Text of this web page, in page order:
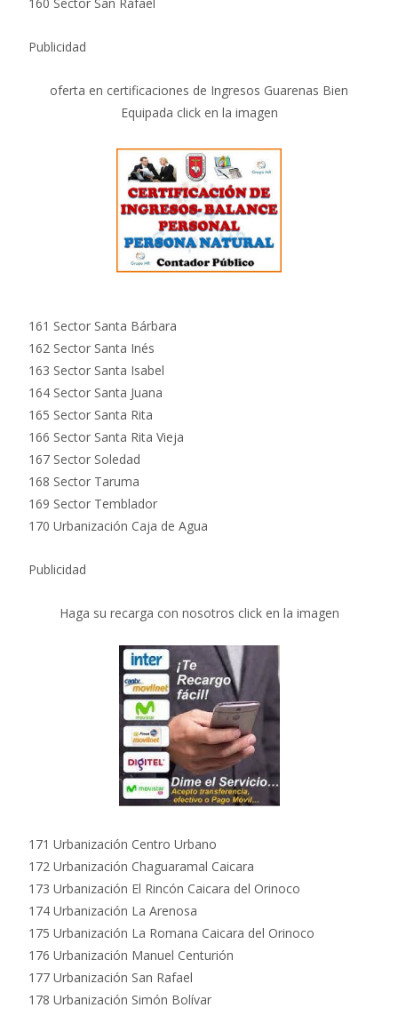
160 Sector San Rafael
Publicidad
oferta en certificaciones de Ingresos Guarenas Bien
Equipada click en la imagen
161 Sector Santa Bárbara
162 Sector Santa Inés
163 Sector Santa Isabel
164 Sector Santa Juana
165 Sector Santa Rita
166 Sector Santa Rita Vieja
167 Sector Soledad
168 Sector Taruma
169 Sector Temblador
170 Urbanización Caja de Agua
Publicidad
Haga su recarga con nosotros click en la imagen
171 Urbanización Centro Urbano
172 Urbanización Chaguaramal Caicara
173 Urbanización El Rincón Caicara del Orinoco
174 Urbanización La Arenosa
175 Urbanización La Romana Caicara del Orinoco
176 Urbanización Manuel Centurión
177 Urbanización San Rafael
178 Urbanización Simón Bolívar